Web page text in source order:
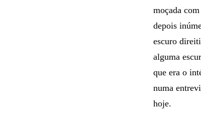
moçada
depois
escuro
alguma
que era o
numa
hoje.